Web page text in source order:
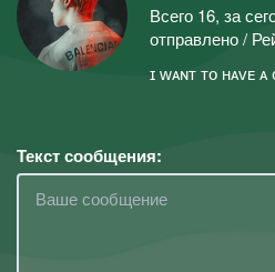
Всего 16, за
отправлено /
ɪ ᴡᴀɴᴛ ᴛᴏ ʜᴀᴠᴇ ᴀ
Текст сообщения: